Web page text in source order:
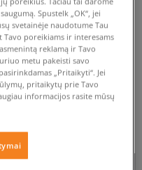
pigesnių kopijų, o
ar iš pažįstamų,
Didžiausiame rizikos
Vienas iš tokių
originalą nuo
Spustelk „OK“, jei
svetainėje naudotume Tau
poreikiams ir interesams
reklamą ir Tavo
metu pakeisti savo
„Pritaikyti“. Jei
pritaikytų prie Tavo
informacijos rasite mūsų